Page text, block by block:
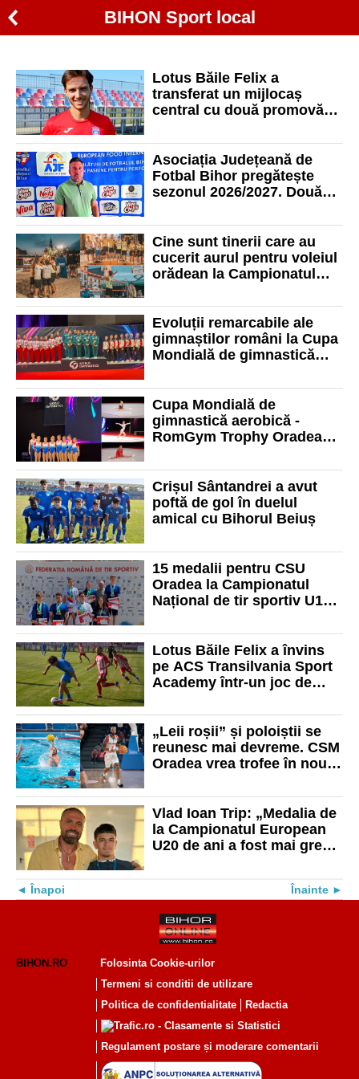
BIHON Sport local
Lotus Băile Felix a
transferat un mijlocaș
central cu două promovări
Asociația Județeană de
Fotbal Bihor pregătește
sezonul 2026/2027. Două
scutite de barem
Cine sunt tinerii care au
cucerit aurul pentru voleiul
orădean la Campionatul
Evoluții remarcabile ale
gimnaștilor români la Cupa
Mondială de gimnastică
Oradea 2026
Cupa Mondială de
gimnastică aerobică -
RomGym Trophy Oradea
seară primele finale
Crișul Sântandrei a avut
poftă de gol în duelul
amical cu Bihorul Beiuș
15 medalii pentru CSU
Oradea la Campionatul
Național de tir sportiv U18
Lotus Băile Felix a învins
pe ACS Transilvania Sport
Academy într-un joc de
„Leii roșii” și poloiștii se
reunesc mai devreme. CSM
Oradea vrea trofee în noul
Vlad Ioan Trip: „Medalia de
la Campionatul European
U20 de ani a fost mai greu
Înapoi Înainte
BIHON.RO
Folosinta Cookie-urilor
Termeni si conditii de utilizare
Politica de confidentialitate
Redactia
Regulament postare și moderare comentarii